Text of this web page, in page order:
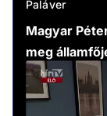
Paláver
Magyar
meg